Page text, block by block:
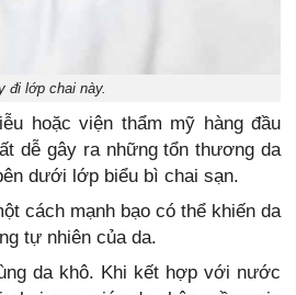
đi lớp chai này.
hoặc viện thẩm mỹ hàng đầu
dễ gây ra những tổn thương da
dưới lớp biểu bì chai sạn.
cách mạnh bạo có thể khiến da
tự nhiên của da.
da khô. Khi kết hợp với nước